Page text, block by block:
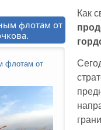
Как
флотам от
флотам от